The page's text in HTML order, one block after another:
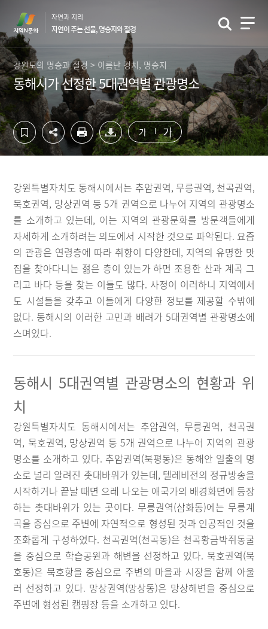
츠
영
역
바
로
가
기
영
역
바
로
가
기
자연과 지리
자연이 주는 선물, 명승지와 절경
강원도의 명승과 절경 > 이름난 경치, 명승지
동해시가 선정한 5대권역별 관광명소
가 가
강원특별자치도 동해시에서는 추암권역, 무릉권역, 천곡권역,
묵호권역, 망상권역 등 5개 권역으로 나누어 지역의 관광명소
를 소개하고 있는데, 이는 지역의 관광문화를 방문객들에게
자세하게 소개하려는 의도에서 시작한 것으로 파악된다. 요즘
의 관광은 연령층에 따라 취향이 다양한데, 지역의 유명한 맛
집을 찾아다니는 젊은 층이 있는가 하면 조용한 산과 계곡 그
리고 바다 등을 찾는 이들도 많다. 사정이 이러하니 지역에서
도 시설들을 갖추고 이들에게 다양한 정보를 제공할 수밖에
없다. 동해시의 이러한 고민과 배려가 5대권역별 관광명소에
스며있다.
동해시 5대권역별 관광명소의 현황과 위
치
강원특별자치도 동해시에서는 추암권역, 무릉권역, 천곡권
역, 묵호권역, 망상권역 등 5개 권역으로 나누어 지역의 관광
명소를 소개하고 있다. 추암권역(북평동)은 동해안 일출의 명
소로 널리 알려진 촛대바위가 있는데, 텔레비전의 정규방송을
시작하거나 끝날 때면 으레 나오는 애국가의 배경화면에 등장
하는 촛대바위가 있는 곳이다. 무릉권역(삼화동)에는 무릉계
곡을 중심으로 주변에 자연적으로 형성된 것과 인공적인 것을
조화롭게 구성하였다. 천곡권역(천곡동)은 천곡황금박쥐동굴
을 중심으로 학습공원과 해변을 선정하고 있다. 묵호권역(묵
호동)은 묵호항을 중심으로 주변의 마을과 시장을 함께 아울
러 선정하고 있다. 망상권역(망상동)은 망상해변을 중심으로
주변에 형성된 캠핑장 등을 소개하고 있다.